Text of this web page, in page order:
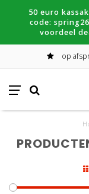
50 euro
code:
voordeel
op